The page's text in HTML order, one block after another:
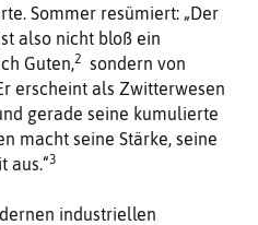
Sommer resümiert: „Der
also nicht bloß ein
Guten,2 sondern von
erscheint als Zwitterwesen
gerade seine kumulierte
macht seine Stärke, seine
aus.“3
industriellen